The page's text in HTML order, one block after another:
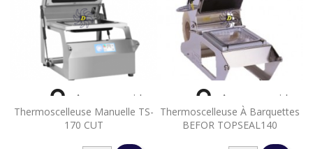
Thermoscelleuse Manuelle TS-
170 CUT
 Aperçu rapide
Thermoscelleuse À Barquettes
BEFOR TOPSEAL140
 Aperçu rapide